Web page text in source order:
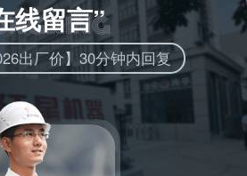
线留言”
出厂价】30分钟内回复